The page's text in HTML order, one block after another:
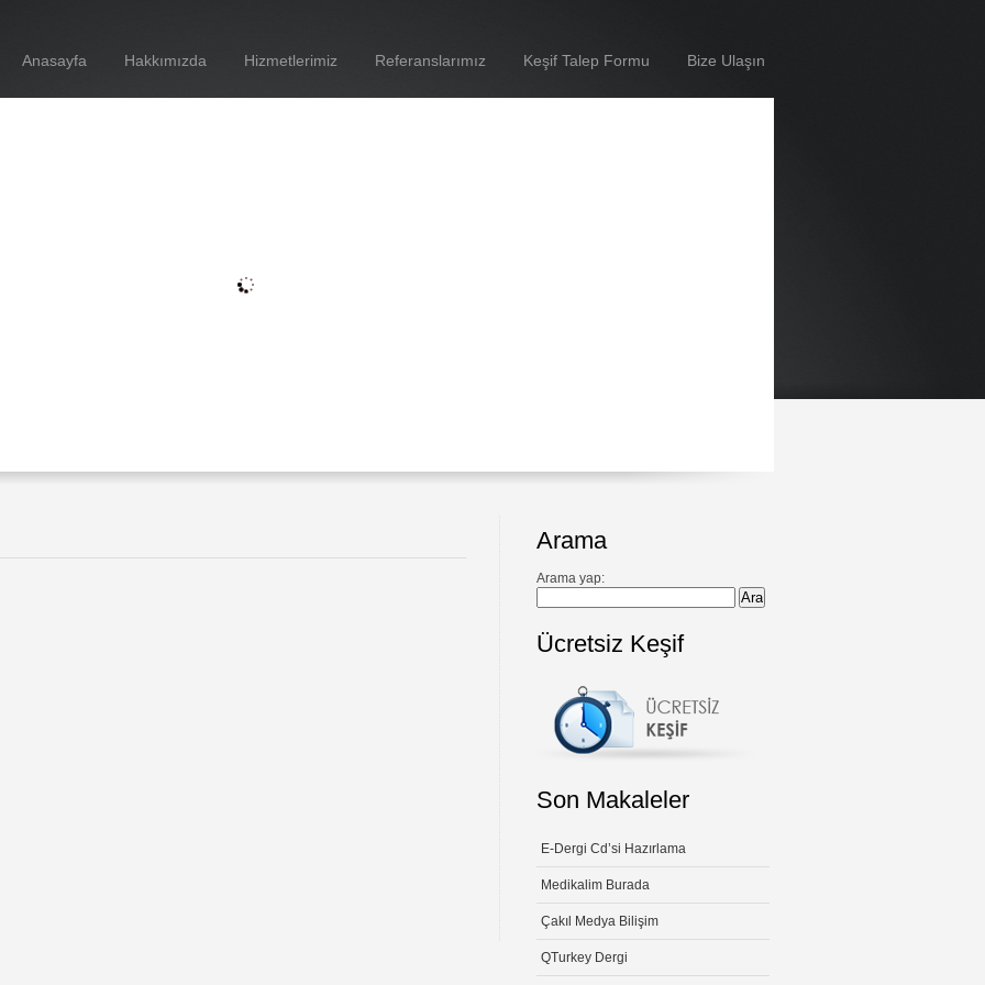
Anasayfa Hakkımızda Hizmetlerimiz Referanslarımız Keşif Talep Formu Bize Ulaşın
Arama
Arama yap:
Ücretsiz Keşif
Son Makaleler
E-Dergi Cd’si Hazırlama
Medikalim Burada
Çakıl Medya Bilişim
QTurkey Dergi